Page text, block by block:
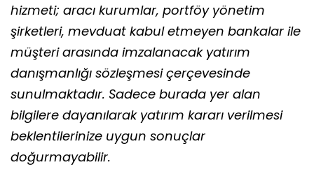
hizmeti; aracı kurumlar, portföy yönetim
şirketleri, mevduat kabul etmeyen bankalar ile
müşteri arasında imzalanacak yatırım
danışmanlığı sözleşmesi çerçevesinde
sunulmaktadır. Sadece burada yer alan
bilgilere dayanılarak yatırım kararı verilmesi
beklentilerinize uygun sonuçlar
doğurmayabilir.